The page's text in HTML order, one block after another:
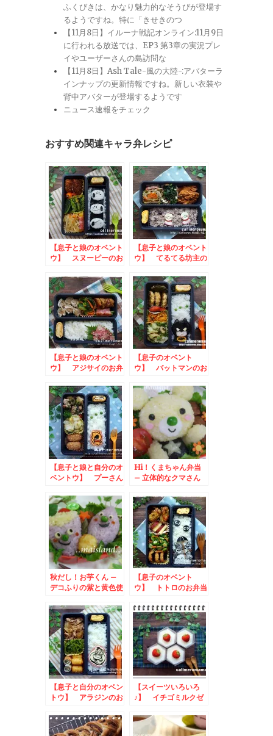
ふくびきは、かなり魅力的なそうびが登場す
るようですね。特に「きせきのつ
【11月8日】イルーナ戦記オンライン:11月9日
に行われる放送では、EP3 第3章の実況プレ
イやユーザーさんの島訪問な
【11月8日】Ash Tale-風の大陸-:アバターラ
インナップの更新情報ですね。新しい衣装や
背中アバターが登場するようです
ニュース速報をチェック
おすすめ関連キャラ弁レシピ
【息子と娘のオベント
ウ】 スヌーピーのお
【息子と娘のオベント
ウ】 てるてる坊主の
【息子と娘のオベント
ウ】 アジサイのお弁
【息子のオベント
ウ】 バットマンのお
【息子と娘と自分のオ
ベントウ】 プーさん
Hi！くまちゃん弁当
– 立体的なクマさん
秋だし！お芋くん –
デコふりの紫と黄色使
【息子のオベント
ウ】 トトロのお弁当
【息子と自分のオベン
トウ】 アラジンのお
【スイーツいろいろ
♪】 イチゴミルクゼ